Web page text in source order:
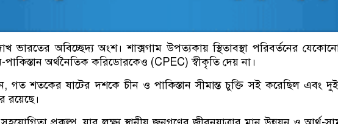
ভারতের অবিচ্ছেদ্য অংশ। শাক্সগাম উপত্যকায় স্থিতাবস্থা পরিবর্তনের যেকোনো
অর্থনৈতিক করিডোরকেও (CPEC) স্বীকৃতি দেয় না।
গত শতকের ষাটের দশকে চীন ও পাকিস্তান সীমান্ত চুক্তি সই করেছিল এবং দুই
রয়েছে।